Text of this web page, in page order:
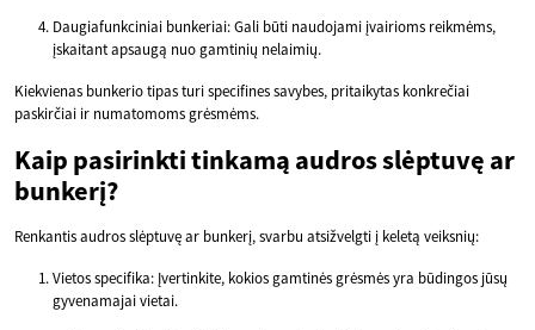
Daugiafunkciniai bunkeriai: Gali būti naudojami įvairioms reikmėms,
įskaitant apsaugą nuo gamtinių nelaimių.
Kiekvienas bunkerio tipas turi specifines savybes, pritaikytas konkrečiai
paskirčiai ir numatomoms grėsmėms.
Kaip pasirinkti tinkamą audros slėptuvę ar
bunkerį?
Renkantis audros slėptuvę ar bunkerį, svarbu atsižvelgti į keletą veiksnių:
Vietos specifika: Įvertinkite, kokios gamtinės grėsmės yra būdingos jūsų
gyvenamajai vietai.